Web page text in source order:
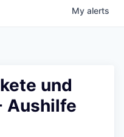
My alerts
und
Aushilfe